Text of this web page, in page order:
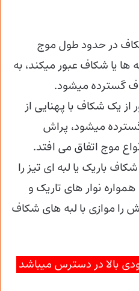
در حدود طول موج
ها یا شکاف عبور میکند، به
گسترده میشود.
از یک شکاف با پهنایی از
میشود، پراش
موج اتفاق می افتد.
باریک یا لبه ای تیز را
نوار های تاریک و
را موازی با لبه های شکاف
بالا در دسترس میباشد